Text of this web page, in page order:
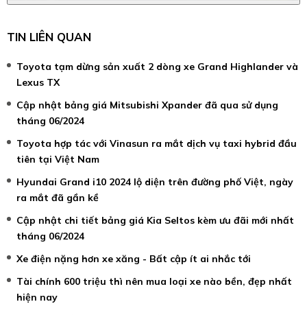
TIN LIÊN QUAN
Toyota tạm dừng sản xuất 2 dòng xe Grand Highlander và
Lexus TX
Cập nhật bảng giá Mitsubishi Xpander đã qua sử dụng
tháng 06/2024
Toyota hợp tác với Vinasun ra mắt dịch vụ taxi hybrid đầu
tiên tại Việt Nam
Hyundai Grand i10 2024 lộ diện trên đường phố Việt, ngày
ra mắt đã gần kề
Cập nhật chi tiết bảng giá Kia Seltos kèm ưu đãi mới nhất
tháng 06/2024
Xe điện nặng hơn xe xăng - Bất cập ít ai nhắc tới
Tài chính 600 triệu thì nên mua loại xe nào bền, đẹp nhất
hiện nay